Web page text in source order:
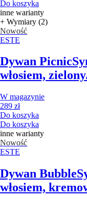
Do koszyka
inne warianty
+ Wymiary (2)
Nowość
ESTE
Dywan Picnic
włosiem,
W magazynie
289 zł
Do koszyka
Do koszyka
inne warianty
Nowość
ESTE
Dywan Bubble
włosiem,